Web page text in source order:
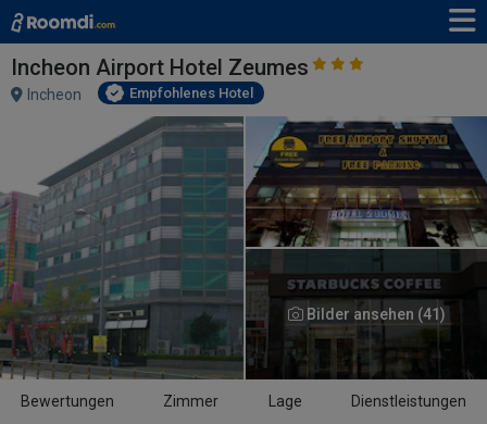
Incheon Airport Hotel Zeumes
Incheon Empfohlenes Hotel
Bilder ansehen (41)
Bewertungen Zimmer Lage Dienstleistungen